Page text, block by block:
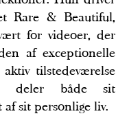
Rare & Beautiful,
for videoer, der
af exceptionelle
tilstedeværelse
deler både sit
sit personlige liv.